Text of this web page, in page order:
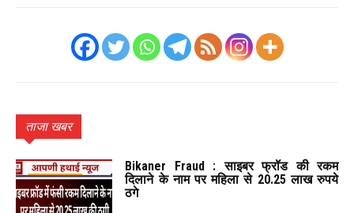
ताजा खबर
Bikaner Fraud : साइबर फ्रॉड की रकम
दिलाने के नाम पर महिला से 20.25 लाख रुपये
ठगे